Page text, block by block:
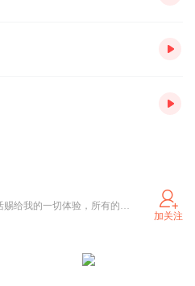
认真生活，细细体味生活赐给我的一切体验，所有的经历，丰富了我的生命，都值得珍惜，我会用心去珍藏生命中遇见的每一个人、每一件事。
加关注